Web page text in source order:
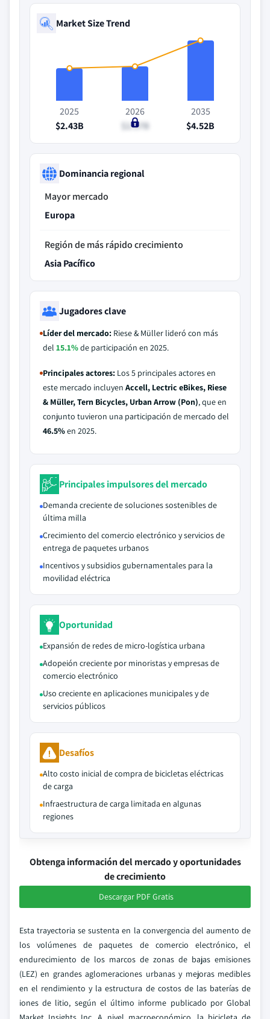
Market Size Trend
2025
$2.43B
2026
$2.57B
2035
$4.52B
Dominancia regional
Mayor mercado
Europa
Región de más rápido crecimiento
Asia Pacífico
Jugadores clave
Líder del mercado: Riese & Müller lideró con más
del 15.1%de participación en 2025.
Principales actores: Los 5 principales actores en
este mercado incluyen Accell, Lectric eBikes, Riese
& Müller, Tern Bicycles, Urban Arrow (Pon), que en
conjunto tuvieron una participación de mercado del
46.5%en 2025.
Principales impulsores del mercado
Demanda creciente de soluciones sostenibles de
última milla
Crecimiento del comercio electrónico y servicios de
entrega de paquetes urbanos
Incentivos y subsidios gubernamentales para la
movilidad eléctrica
Oportunidad
Expansión de redes de micro-logística urbana
Adopeión creciente por minoristas y empresas de
comercio electrónico
Uso creciente en aplicaciones municipales y de
servicios públicos
Desafíos
Alto costo inicial de compra de bicicletas eléctricas
de carga
Infraestructura de carga limitada en algunas
regiones
Obtenga información del mercado y oportunidades
de crecimiento
Descargar PDF Gratis
Esta trayectoria se sustenta en la convergencia del aumento de
los volúmenes de paquetes de comercio electrónico, el
endurecimiento de los marcos de zonas de bajas emisiones
(LEZ) en grandes aglomeraciones urbanas y mejoras medibles
en el rendimiento y la estructura de costos de las baterías de
iones de litio, según el último informe publicado por Global